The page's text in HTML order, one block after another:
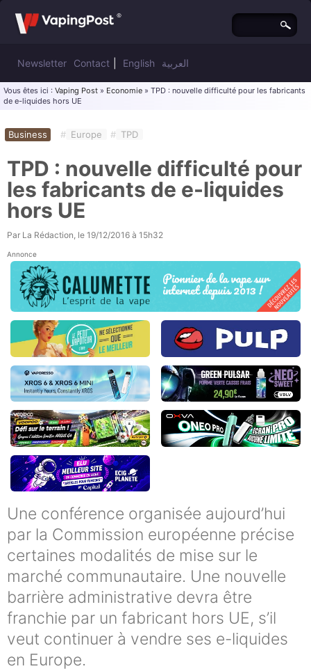
Newsletter Contact English العربية
Vous êtes ici : Vaping Post » Economie » TPD : nouvelle difficulté pour les fabricants
de e-liquides hors UE
Business # Europe # TPD
TPD : nouvelle difficulté pour
les fabricants de e-liquides
hors UE
Par La Rédaction, le 19/12/2016 à 15h32
Annonce
Une conférence organisée aujourd’hui
par la Commission européenne précise
certaines modalités de mise sur le
marché communautaire. Une nouvelle
barrière administrative devra être
franchie par un fabricant hors UE, s’il
veut continuer à vendre ses e-liquides
en Europe.